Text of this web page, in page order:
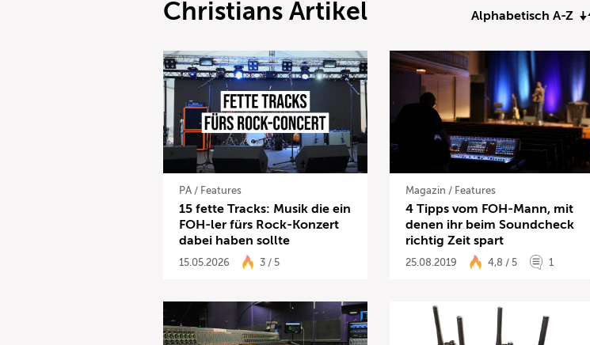
Christians Artikel Alphabetisch A-Z
PA/ Features
15 fette Tracks: Musik die ein
FOH-ler fürs Rock-Konzert
dabei haben sollte
15.05.2026 3 / 5
Magazin / Features
4 Tipps vom FOH-Mann, mit
denen ihr beim Soundcheck
richtig Zeit spart
25.08.2019 4,8 / 5 1